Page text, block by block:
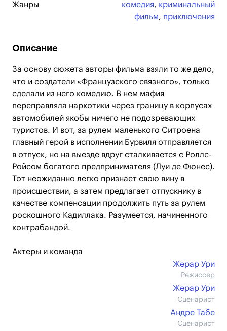
Жанры комедия, криминальный
фильм, приключения
Описание
За основу сюжета авторы фильма взяли то же дело,
что и создатели «Французского связного», только
сделали из него комедию. В нем мафия
переправляла наркотики через границу в корпусах
автомобилей якобы ничего не подозревающих
туристов. И вот, за рулем маленького Ситроена
главный герой в исполнении Бурвиля отправляется
в отпуск, но на выезде вдруг сталкивается с Роллс-
Ройсом богатого предпринимателя (Луи де Фюнес).
Тот неожиданно легко признает свою вину в
происшествии, а затем предлагает отпускнику в
качестве компенсации продолжить путь за рулем
роскошного Кадиллака. Разумеется, начиненного
контрабандой.
Актеры и команда
Жерар Ури
Режиссер
Жерар Ури
Сценарист
Андре Табе
Сценарист